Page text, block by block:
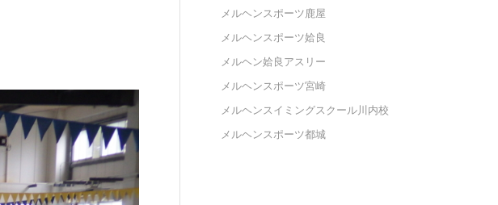
メルヘンスポーツ鹿屋
メルヘンスポーツ姶良
メルヘン姶良アスリー
メルヘンスポーツ宮崎
メルヘンスイミングスクール川内校
メルヘンスポーツ都城